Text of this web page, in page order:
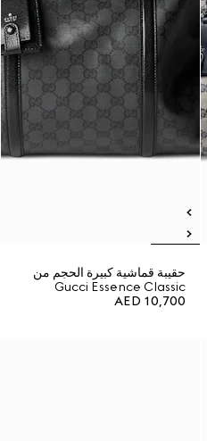
حقيبة قماشية كبيرة الحجم من
Gucci Essence Classic
AED 10,700